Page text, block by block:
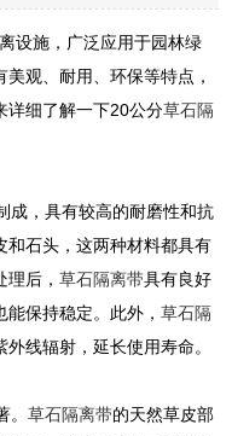
设施，广泛应用于园林绿
观、耐用、环保等特点，
详细了解一下20公分草石隔
成，具有较高的耐磨性和抗
和石头，这两种材料都具有
理后，草石隔离带具有良好
能保持稳定。此外，草石隔
线辐射，延长使用寿命。
。草石隔离带的天然草皮部